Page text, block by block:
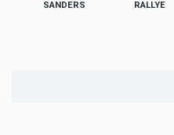
SANDERS
RALLYE